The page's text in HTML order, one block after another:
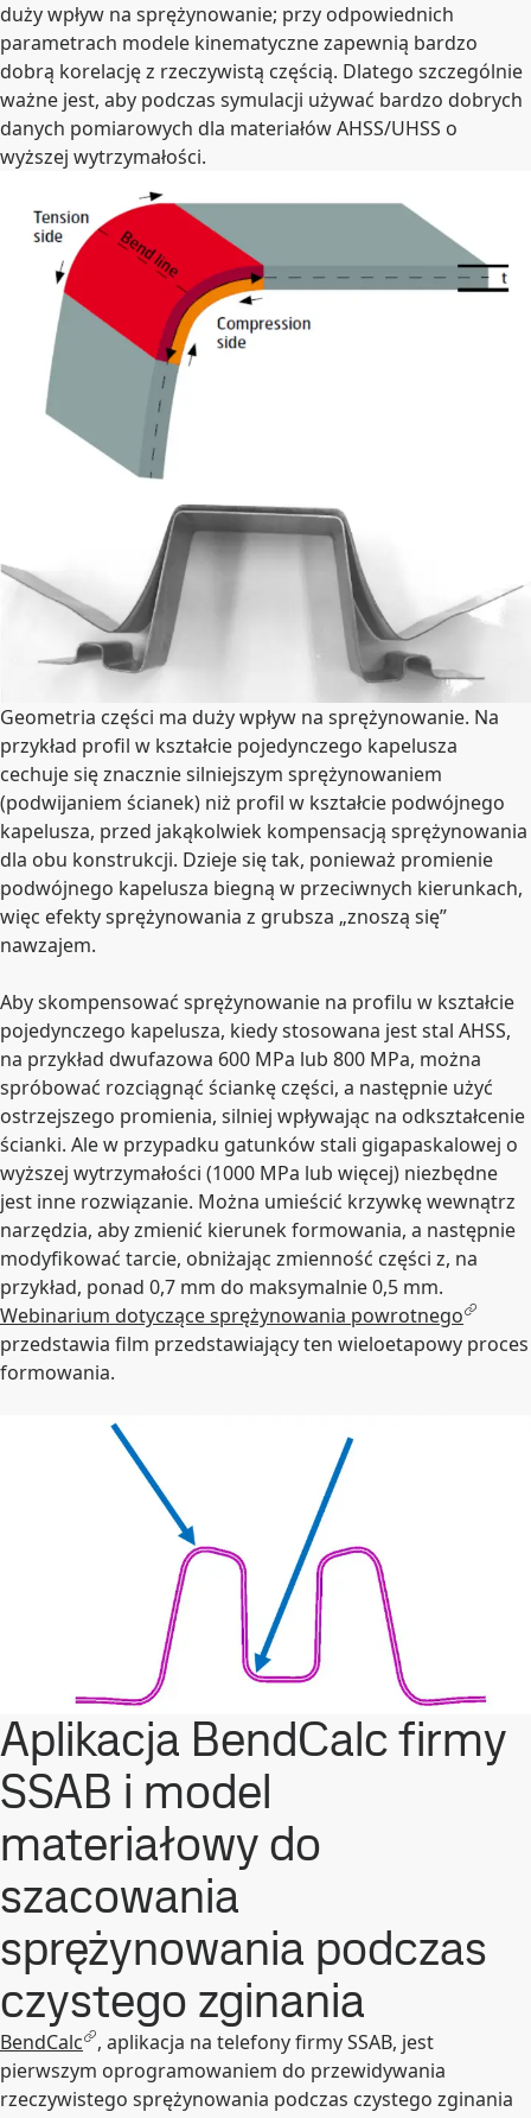
duży wpływ na sprężynowanie; przy odpowiednich
parametrach modele kinematyczne zapewnią bardzo
dobrą korelację z rzeczywistą częścią. Dlatego szczególnie
ważne jest, aby podczas symulacji używać bardzo dobrych
danych pomiarowych dla materiałów AHSS/UHSS o
wyższej wytrzymałości.
Geometria części ma duży wpływ na sprężynowanie. Na
przykład profil w kształcie pojedynczego kapelusza
cechuje się znacznie silniejszym sprężynowaniem
(podwijaniem ścianek) niż profil w kształcie podwójnego
kapelusza, przed jakąkolwiek kompensacją sprężynowania
dla obu konstrukcji. Dzieje się tak, ponieważ promienie
podwójnego kapelusza biegną w przeciwnych kierunkach,
więc efekty sprężynowania z grubsza „znoszą się”
nawzajem.
Aby skompensować sprężynowanie na profilu w kształcie
pojedynczego kapelusza, kiedy stosowana jest stal AHSS,
na przykład dwufazowa 600 MPa lub 800 MPa, można
spróbować rozciągnąć ściankę części, a następnie użyć
ostrzejszego promienia, silniej wpływając na odkształcenie
ścianki. Ale w przypadku gatunków stali gigapaskalowej o
wyższej wytrzymałości (1000 MPa lub więcej) niezbędne
jest inne rozwiązanie. Można umieścić krzywkę wewnątrz
narzędzia, aby zmienić kierunek formowania, a następnie
modyfikować tarcie, obniżając zmienność części z, na
przykład, ponad 0,7 mm do maksymalnie 0,5 mm.
Webinarium dotyczące sprężynowania powrotnego
przedstawia film przedstawiający ten wieloetapowy proces
formowania.
Aplikacja BendCalc firmy
SSAB i model
materiałowy do
szacowania
sprężynowania podczas
czystego zginania
BendCalc
, aplikacja na telefony firmy SSAB, jest
pierwszym oprogramowaniem do przewidywania
rzeczywistego sprężynowania podczas czystego zginania